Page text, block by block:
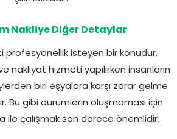
Nakliye Diğer Detaylar
profesyonellik isteyen bir konudur.
nakliyat hizmeti yapılırken insanların
biri eşyalara karşı zarar gelme
Bu gibi durumların oluşmaması için
ile çalışmak son derece önemlidir.